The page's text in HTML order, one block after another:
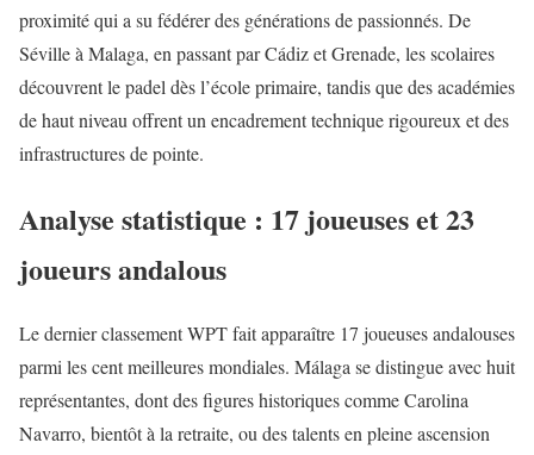
proximité qui a su fédérer des générations de passionnés. De
Séville à Malaga, en passant par Cádiz et Grenade, les scolaires
découvrent le padel dès l’école primaire, tandis que des académies
de haut niveau offrent un encadrement technique rigoureux et des
infrastructures de pointe.
Analyse statistique : 17 joueuses et 23
joueurs andalous
Le dernier classement WPT fait apparaître 17 joueuses andalouses
parmi les cent meilleures mondiales. Málaga se distingue avec huit
représentantes, dont des figures historiques comme Carolina
Navarro, bientôt à la retraite, ou des talents en pleine ascension